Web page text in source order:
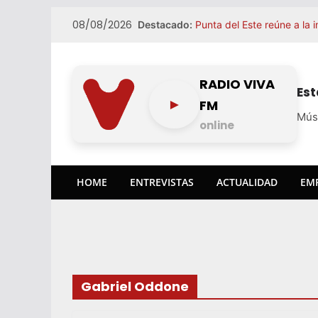
08/08/2026 Destacado: Punta del Este reúne a la
De Punta del Este a Pan
Weiss Burger prepara su
Uruguay
►
RADIO VIVA
FM
online
HOME ENTREVISTAS ACTUALIDAD
Gabriel Oddone